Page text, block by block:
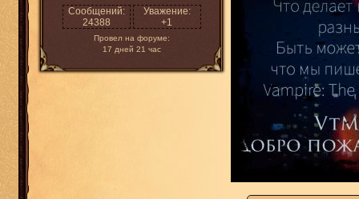
Сообщений:
24388
Уважение:
+1
Провел на форуме:
17 дней 21 час